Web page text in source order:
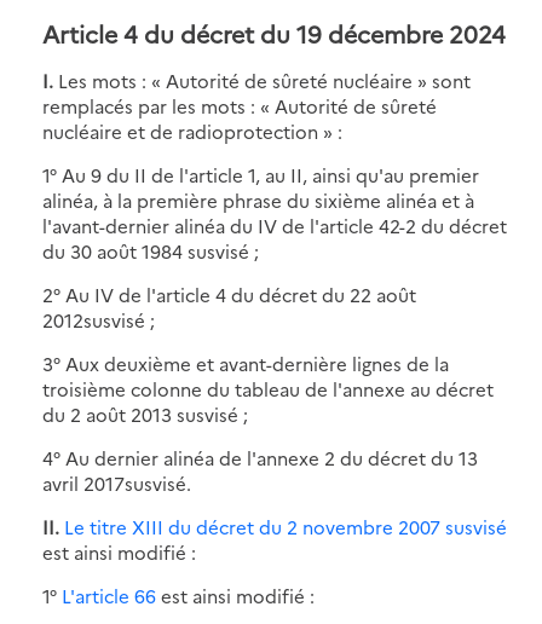
Article 4 du décret du 19 décembre 2024
I. Les mots : « Autorité de sûreté nucléaire » sont
remplacés par les mots : « Autorité de sûreté
nucléaire et de radioprotection » :
1° Au 9 du II de l'article 1, au II, ainsi qu'au premier
alinéa, à la première phrase du sixième alinéa et à
l'avant-dernier alinéa du IV de l'article 42-2 du décret
du 30 août 1984 susvisé ;
2° Au IV de l'article 4 du décret du 22 août
2012susvisé ;
3° Aux deuxième et avant-dernière lignes de la
troisième colonne du tableau de l'annexe au décret
du 2 août 2013 susvisé ;
4° Au dernier alinéa de l'annexe 2 du décret du 13
avril 2017susvisé.
II. Le titre XIII du décret du 2 novembre 2007 susvisé
est ainsi modifié :
1° L'article 66est ainsi modifié :